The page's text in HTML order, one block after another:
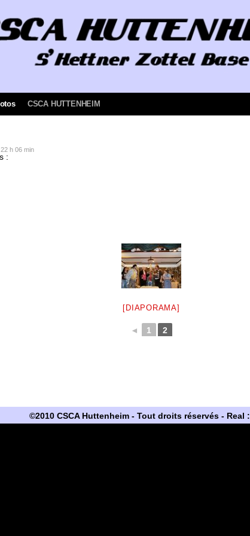
CSCA HUTTENHEIM
h 06 min
:
[DIAPORAMA]
◄ 1 2
©2010 CSCA Huttenheim - Tout droits réservés - Real :